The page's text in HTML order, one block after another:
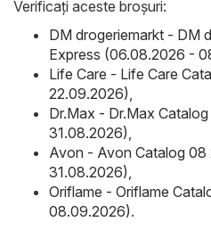
Verificați aceste broșuri:
DM drogeriemarkt - DM
Express (06.08.2026 -
Life Care - Life Care
22.09.2026),
Dr.Max - Dr.Max
31.08.2026),
Avon - Avon Catalog
31.08.2026),
Oriflame - Oriflame
08.09.2026).